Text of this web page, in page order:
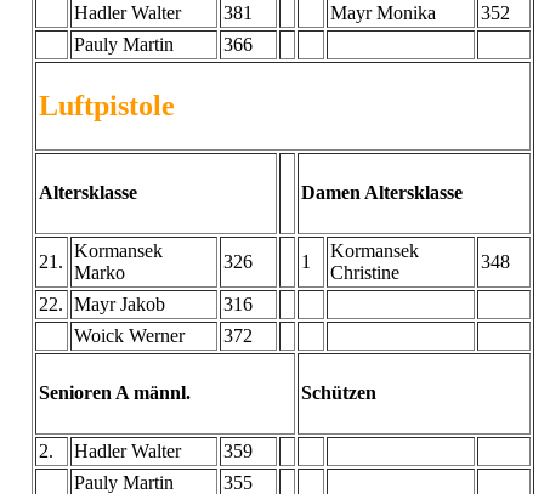
Hadler Walter 381 Mayr Monika
352
Pauly Martin
366
Luftpistole
Altersklasse Damen Altersklasse
21.
Kormansek
Marko
326 1
Kormansek
Christine
348
22. Mayr Jakob
316
Woick Werner
372
Senioren A männl. Schützen
2. Hadler Walter
359
Pauly Martin
355